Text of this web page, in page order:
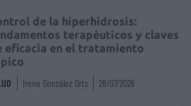
de la hiperhidrosis:
terapéuticos y claves
eficacia en el tratamiento
Irene González Orts 28/07/2026